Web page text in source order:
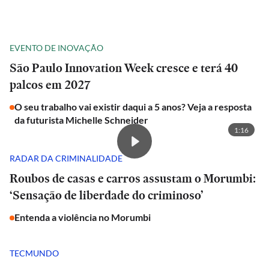
EVENTO DE INOVAÇÃO
São Paulo Innovation Week cresce e terá 40
palcos em 2027
O seu trabalho vai existir daqui a 5 anos? Veja a resposta
da futurista Michelle Schneider
1:16
RADAR DA CRIMINALIDADE
Roubos de casas e carros assustam o Morumbi:
‘Sensação de liberdade do criminoso’
Entenda a violência no Morumbi
TECMUNDO